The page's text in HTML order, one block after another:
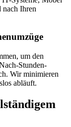
nach Ihren
um den
Stunden-
Wir minimieren
abläuft.